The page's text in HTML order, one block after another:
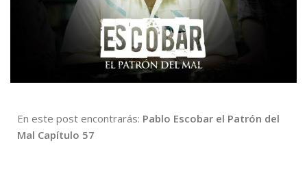
En este post encontrarás: Pablo Escobar el Patrón del
Mal Capítulo 57